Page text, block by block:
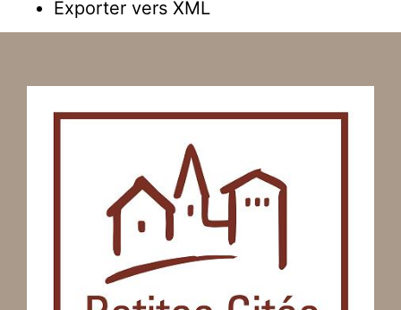
Exporter vers XML